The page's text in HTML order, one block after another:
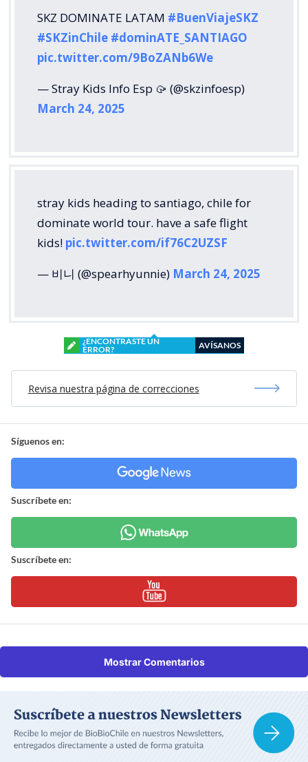
SKZ DOMINATE LATAM #BuenViajeSKZ
#SKZinChile #dominATE_SANTIAGO
pic.twitter.com/9BoZANb6We
— Stray Kids Info Esp 🥠 (@skzinfoesp)
March 24, 2025
stray kids heading to santiago, chile for
dominate world tour. have a safe flight
kids! pic.twitter.com/if76C2UZSF
— 비니 (@spearhyunnie) March 24, 2025
¿ENCONTRASTE UN
ERROR?
AVÍSANOS
Revisa nuestra página de correcciones
Síguenos en:
Suscríbete en:
Suscríbete en:
Mostrar Comentarios